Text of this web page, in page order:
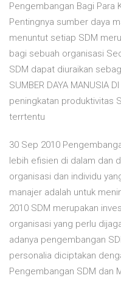
Pengembangan Bagi Para
Pentingnya sumber daya
menuntut setiap SDM
bagi sebuah organisasi
SDM dapat diuraikan
SUMBER DAYA MANUSIA
peningkatan produktivitas
terrtentu
30 Sep 2010
lebih efisien di dalam dan
organisasi dan individu
manajer adalah untuk
2010 SDM merupakan
organisasi yang perlu
adanya pengembangan
personalia diciptakan
Pengembangan SDM dan